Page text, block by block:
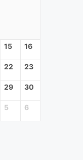
15 16
22 23
29 30
5 6